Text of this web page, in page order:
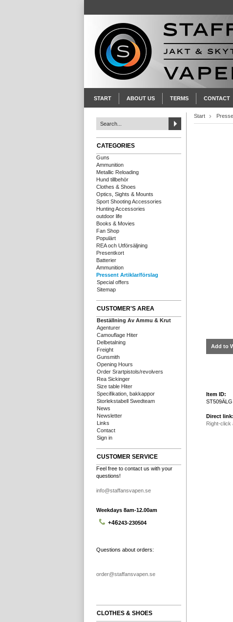
START ABOUT US TERMS CONTACT
CATEGORIES
Guns
Ammunition
Metallic Reloading
Hund tillbehör
Clothes & Shoes
Optics, Sights & Mounts
Sport Shooting Accessories
Hunting Accessories
outdoor life
Books & Movies
Fan Shop
Populärt
REA och Utförsäljning
Presentkort
Batterier
Ammunition
Pressent Artiklar/förslag
Special offers
Sitemap
CUSTOMER'S AREA
Beställning Av Ammu & Krut
Agenturer
Camouflage Hiter
Delbetalning
Freight
Gunsmith
Opening Hours
Order Srartpistols/revolvers
Rea Sickinger
Size table Hiter
Specifikation, bakkappor
Storlekstabell Swedteam
News
Newsletter
Links
Contact
Sign in
CUSTOMER SERVICE
Feel free to contact us with your
questions!
info@staffansvapen.se
Weekdays 8am-12.00am
+46243-230504
Questions about orders:
order@staffansvapen.se
CLOTHES & SHOES
Start
Add to
Item ID:
ST509ÄLG
Direct link:
Right-click